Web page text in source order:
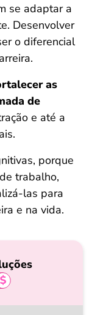
se adaptar a
Desenvolver
o diferencial
as
de
e até a
porque
trabalho,
las para
e na vida.